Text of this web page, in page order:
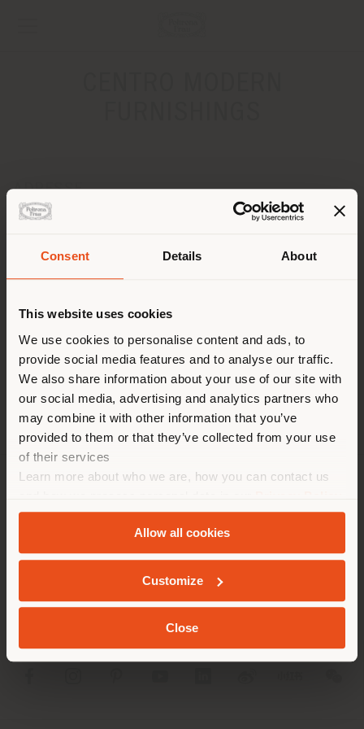
Consent Details About
This website uses cookies
We use cookies to personalise content and ads, to
provide social media features and to analyse our traffic.
We also share information about your use of our site with
our social media, advertising and analytics partners who
may combine it with other information that you’ve
provided to them or that they’ve collected from your use
of their services
Learn more about who we are, how you can contact us
andCookie Policy.
Allow all cookies
Customize
Close
ADRESSE
4727 MCPHERSON AVENUE
Anweisungen bekommen
[email protected]
EINEN TERMIN ANFRAGEN
Sie browsen in einem anderen
Land als Ihrem Standort. Wir
empfehlen Ihnen, sich richtig
zu orientieren, um Einkäufe
tätigen zu können. (us)
GEOLOKALISIERT
INFO & DIENSTLEISTUNGEN
RECHTLICHES
SOCIAL